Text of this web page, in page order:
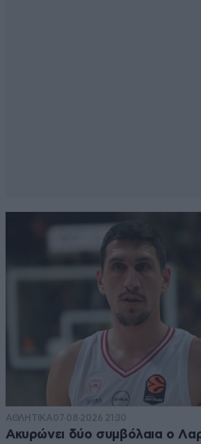
ΑΘΛΗΤΙΚΑ07·08·2026 21:30
Ακυρώνει δύο συμβόλαια ο